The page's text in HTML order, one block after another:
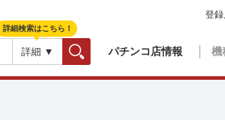
詳細 ▼ パチンコ店情報 機
登
詳細検索はこちら！